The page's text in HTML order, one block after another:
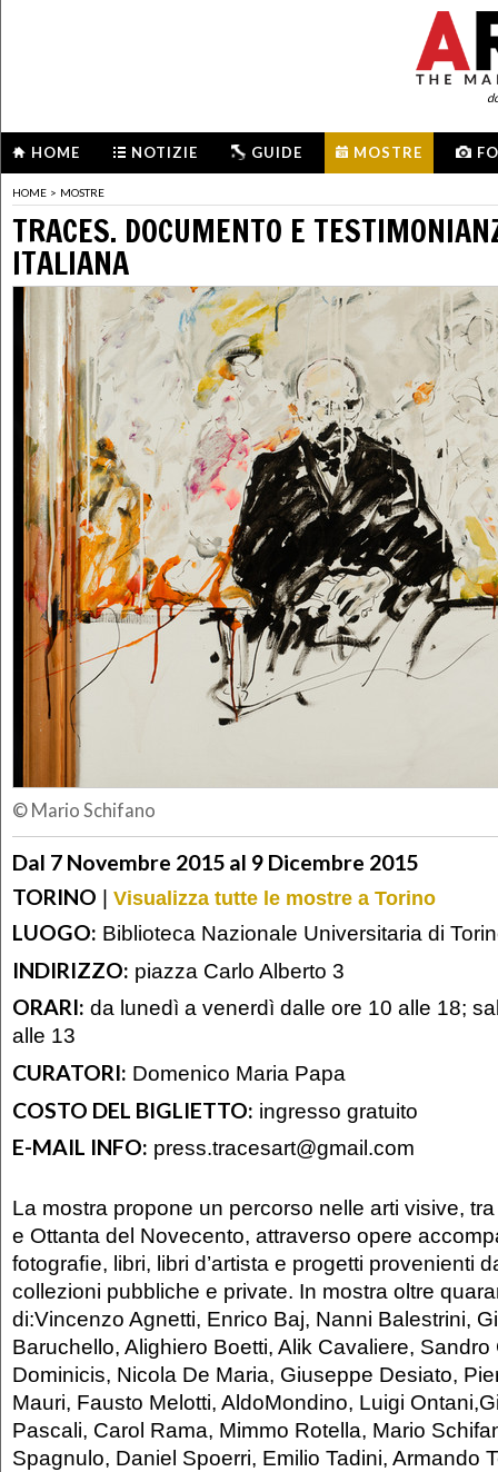
HOME NOTIZIE GUIDE MOSTRE
HOME > MOSTRE
TRACES. DOCUMENTO E
ITALIANA
© Mario Schifano
Dal 7 Novembre 2015 al 9 Dicembre 2015
TORINO | Visualizza tutte le mostre a Torino
LUOGO: Biblioteca Nazionale Universitaria di
INDIRIZZO: piazza Carlo Alberto 3
ORARI: da lunedì a venerdì dalle ore 10 alle 18;
alle 13
CURATORI: Domenico Maria Papa
COSTO DEL BIGLIETTO: ingresso gratuito
E-MAIL INFO: press.tracesart@gmail.com
La mostra propone un percorso nelle arti visive,
e Ottanta del Novecento, attraverso opere
fotograﬁe, libri, libri d’artista e progetti provenienti
collezioni pubbliche e private. In mostra oltre
di:Vincenzo Agnetti, Enrico Baj, Nanni Balestrini,
Baruchello, Alighiero Boetti, Alik Cavaliere,
Dominicis, Nicola De Maria, Giuseppe Desiato,
Mauri, Fausto Melotti, AldoMondino, Luigi
Pascali, Carol Rama, Mimmo Rotella, Mario
Spagnulo, Daniel Spoerri, Emilio Tadini, Armando